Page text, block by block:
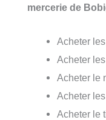
mercerie de
Acheter
Acheter
Acheter le
Acheter
Acheter le